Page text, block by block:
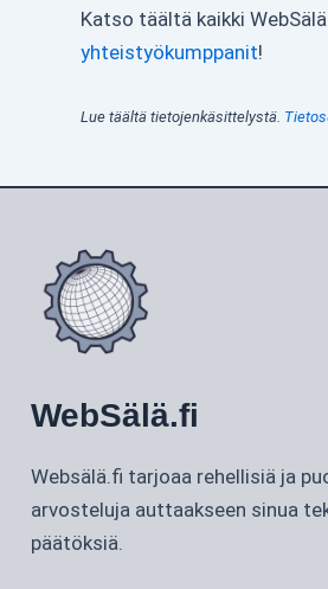
Katso täältä kaikki
yhteistyökumppanit!
Lue täältä tietojenkäsittelystä.
WebSälä.fi
Websälä.fi tarjoaa rehellisiä ja
arvosteluja auttaakseen sinua
päätöksiä.